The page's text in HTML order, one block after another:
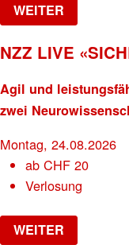
WEITER
NZZ LIVE
Agil und
zwei
Montag, 24.08.2026
abCHF 20
Verlosung
WEITER